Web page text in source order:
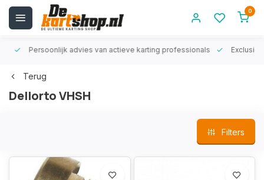
0
Persoonlijk advies van actieve karting professionals
Terug
Dellorto VHSH
Filters